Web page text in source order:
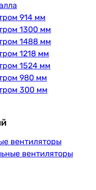
914 мм
1300 мм
1488 мм
1218 мм
1524 мм
980 мм
300 мм
вентиляторы
вентиляторы